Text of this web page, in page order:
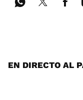
EN DIRECTO AL